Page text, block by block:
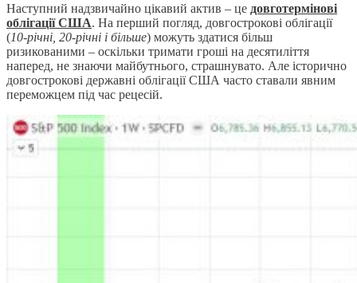
Наступний надзвичайно цікавий актив – це довготермінові
облігації США. На перший погляд, довгострокові облігації
(10-річні, 20-річні і більше) можуть здатися більш
ризикованими – оскільки тримати гроші на десятиліття
наперед, не знаючи майбутнього, страшнувато. Але історично
довгострокові державні облігації США часто ставали явним
переможцем під час рецесій.